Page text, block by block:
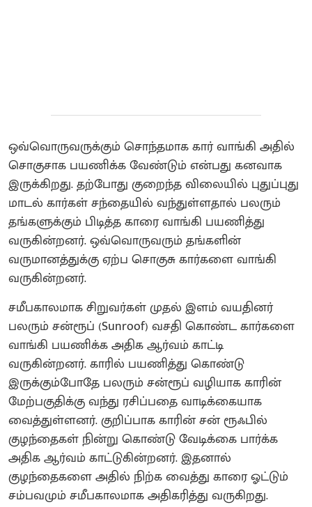
ஒவ்வொருவருக்கும் சொந்தமாக கார் வாங்கி அதில்
சொகுசாக பயணிக்க வேண்டும் என்பது கனவாக
இருக்கிறது. தற்போது குறைந்த விலையில் புதுப்புது
மாடல் கார்கள் சந்தையில் வந்துள்ளதால் பலரும்
தங்களுக்கும் பிடித்த காரை வாங்கி பயணித்து
வருகின்றனர். ஒவ்வொருவரும் தங்களின்
வருமானத்துக்கு ஏற்ப சொகுசு கார்களை வாங்கி
வருகின்றனர்.
சமீபகாலமாக சிறுவர்கள் முதல் இளம் வயதினர்
பலரும் சன்ரூப் (Sunroof) வசதி கொண்ட கார்களை
வாங்கி பயணிக்க அதிக ஆர்வம் காட்டி
வருகின்றனர். காரில் பயணித்து கொண்டு
இருக்கும்போதே பலரும் சன்ரூப் வழியாக காரின்
மேற்பகுதிக்கு வந்து ரசிப்பதை வாடிக்கையாக
வைத்துள்ளனர். குறிப்பாக காரின் சன் ரூஃபில்
குழந்தைகள் நின்று கொண்டு வேடிக்கை பார்க்க
அதிக ஆர்வம் காட்டுகின்றனர். இதனால்
குழந்தைகளை அதில் நிற்க வைத்து காரை ஓட்டும்
சம்பவமும் சமீபகாலமாக அதிகரித்து வருகிறது.